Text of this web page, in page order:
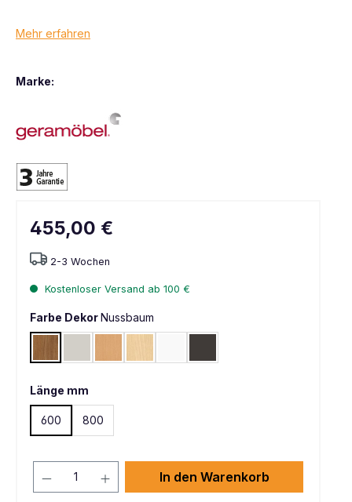
Mehr erfahren
Marke:
455,00 €
2-3 Wochen
Kostenloser Versand ab 100 €
Farbe DekorNussbaum
Länge mm
600 800
In den Warenkorb